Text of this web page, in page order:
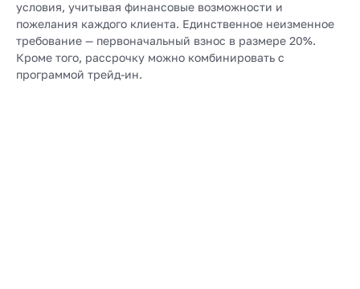
условия, учитывая финансовые возможности и
пожелания каждого клиента. Единственное неизменное
требование — первоначальный взнос в размере 20%.
Кроме того, рассрочку можно комбинировать с
программой трейд-ин.